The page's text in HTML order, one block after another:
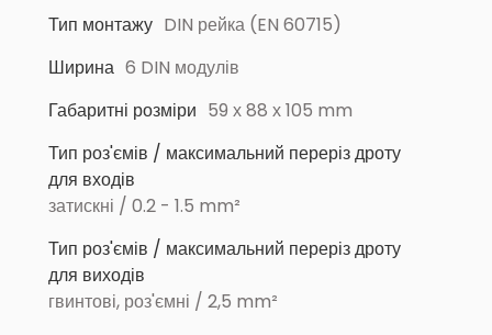
Тип монтажу DIN рейка (EN 60715)
Ширина 6 DIN модулів
Габаритні розміри 59 х 88 х 105 mm
Тип роз'ємів / максимальний переріз дроту
для входів
затискні / 0.2 - 1.5 mm²
Тип роз'ємів / максимальний переріз дроту
для виходів
гвинтові, роз'ємні / 2,5 mm²